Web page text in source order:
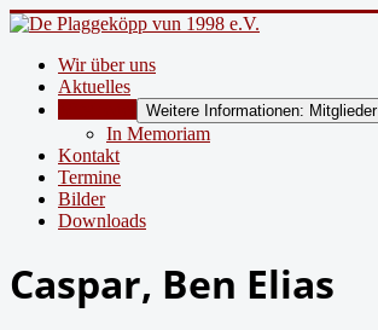
Wir über uns
Aktuelles
Weitere Informationen: Mitglieder
In Memoriam
Kontakt
Termine
Bilder
Downloads
Caspar, Ben Elias